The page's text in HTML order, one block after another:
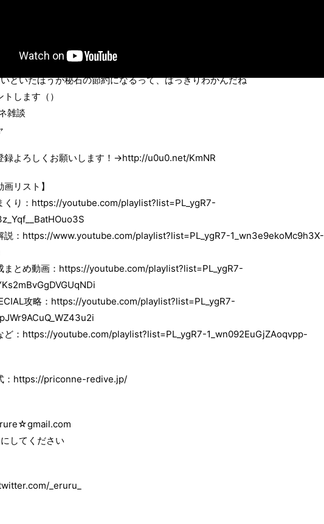
といたほうが秘石の節約になるって、はっきりわかんだね
します（）
雑談
録よろしくお願いします！→http://u0u0.net/KmNR
画リスト】
くり：https://youtube.com/playlist?list=PL_ygR7-
説：https://www.youtube.com/playlist?list=PL_ygR7-1_wn3e9ekoMc9h3X-
まとめ動画：https://youtube.com/playlist?list=PL_ygR7-
攻略：https://youtube.com/playlist?list=PL_ygR7-
ど：https://youtube.com/playlist?list=PL_ygR7-1_wn092EuGjZAoqvpp-
：https://priconne-redive.jp/
てください
_eruru_